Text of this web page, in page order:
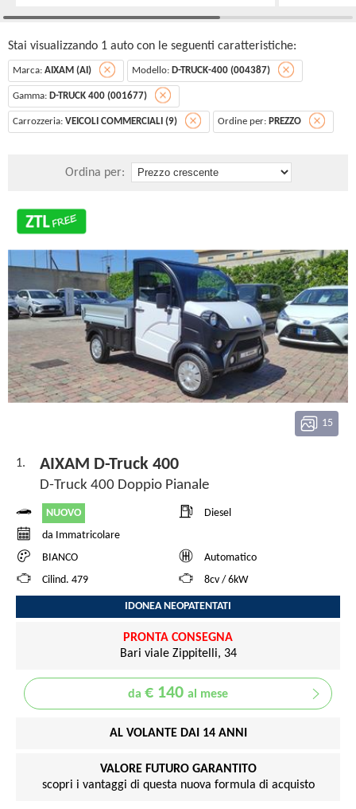
Stai visualizzando 1 auto con le seguenti caratteristiche:
Marca: AIXAM (AI) Modello: D-TRUCK-400 (004387)
Gamma: D-TRUCK 400 (001677)
Carrozzeria: VEICOLI COMMERCIALI (9) Ordine per: PREZZO
Ordina per:
15
1. AIXAM D-Truck 400
D-Truck 400 Doppio Pianale
NUOVO
Diesel
da Immatricolare
BIANCO
Automatico
Cilind. 479
8cv / 6kW
IDONEA NEOPATENTATI
PRONTA CONSEGNA
Bari viale Zippitelli, 34
da € 140 al mese
AL VOLANTE DAI 14 ANNI
VALORE FUTURO GARANTITO
scopri i vantaggi di questa nuova formula di acquisto